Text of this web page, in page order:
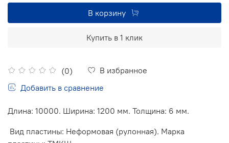
(0)
В избранное
Добавить в сравнение
В корзину
Купить в 1 клик
Длина: 10000. Ширина: 1200 мм. Толщина: 6 мм.
Вид пластины: Неформовая (рулонная). Марка